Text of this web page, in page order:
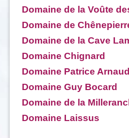
Domaine de la Voûte
Domaine de
Domaine de la Cave
Domaine Chignard
Domaine Patrice Arnaud
Domaine Guy Bocard
Domaine de la
Domaine Laissus